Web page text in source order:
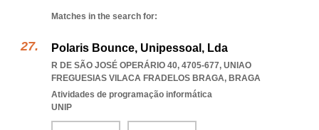
Matches in the search for:
Polaris Bounce, Unipessoal, Lda
R DE SÃO JOSÉ OPERÁRIO 40, 4705-677, UNIAO
FREGUESIAS VILACA FRADELOS BRAGA, BRAGA
Atividades de programação informática
UNIP